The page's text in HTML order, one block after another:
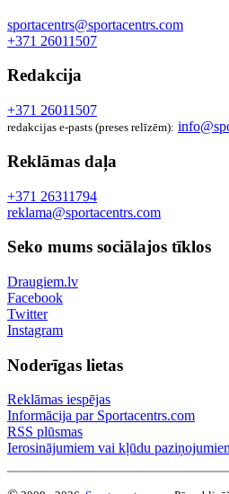
sportacentrs@sportacentrs.com
+371 26011507
Redakcija
+371 26011507
redakcijas e-pasts (preses relīzēm):
Reklāmas daļa
+371 26311794
reklama@sportacentrs.com
Seko mums sociālajos tīklos
Draugiem.lv
Facebook
Twitter
Instagram
Noderīgas lietas
Reklāmas iespējas
Informācija par Sportacentrs.com
RSS plūsmas
Ierosinājumiem vai kļūdu